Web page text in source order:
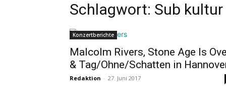
Schlagwort: Sub kultur
Konzertberichte
Malcolm Rivers, Stone Age Is
& Tag/Ohne/Schatten in
Redaktion - 27. Juni 2017